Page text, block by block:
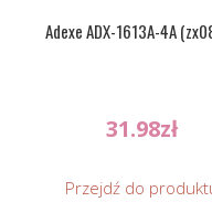
Adexe ADX-1613A-4A
31.98zł
Przejdź do